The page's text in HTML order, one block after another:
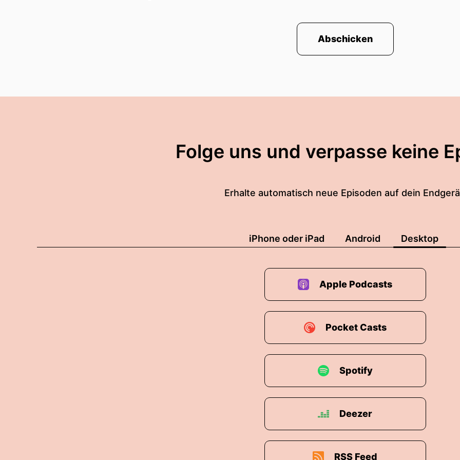
Abschicken
Folge uns und verpasse keine
Erhalte automatisch neue Episoden auf dein
iPhone oder iPad Android Desktop
Apple Podcasts
Pocket Casts
Spotify
Deezer
RSS Feed